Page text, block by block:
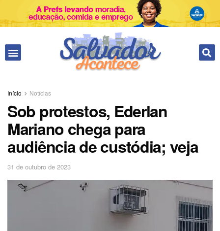
Início Notícias
Sob protestos, Ederlan
Mariano chega para
audiência de custódia; veja
31 de outubro de 2023